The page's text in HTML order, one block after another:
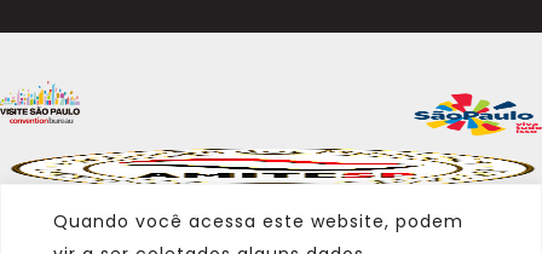
Quando você acessa este website, podem